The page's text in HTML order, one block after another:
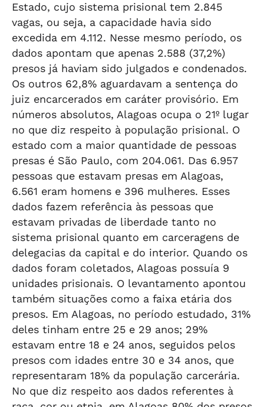
Estado, cujo sistema prisional tem 2.845
vagas, ou seja, a capacidade havia sido
excedida em 4.112. Nesse mesmo período, os
dados apontam que apenas 2.588 (37,2%)
presos já haviam sido julgados e condenados.
Os outros 62,8% aguardavam a sentença do
juiz encarcerados em caráter provisório. Em
números absolutos, Alagoas ocupa o 21º lugar
no que diz respeito à população prisional. O
estado com a maior quantidade de pessoas
presas é São Paulo, com 204.061. Das 6.957
pessoas que estavam presas em Alagoas,
6.561 eram homens e 396 mulheres. Esses
dados fazem referência às pessoas que
estavam privadas de liberdade tanto no
sistema prisional quanto em carceragens de
delegacias da capital e do interior. Quando os
dados foram coletados, Alagoas possuía 9
unidades prisionais. O levantamento apontou
também situações como a faixa etária dos
presos. Em Alagoas, no período estudado, 31%
deles tinham entre 25 e 29 anos; 29%
estavam entre 18 e 24 anos, seguidos pelos
presos com idades entre 30 e 34 anos, que
representaram 18% da população carcerária.
No que diz respeito aos dados referentes à